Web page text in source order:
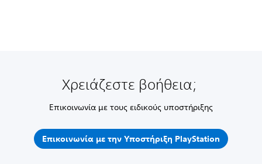
Χρειάζεστε βοήθεια;
Επικοινωνία με τους ειδικούς υποστήριξης
Επικοινωνία με την Υποστήριξη PlayStation